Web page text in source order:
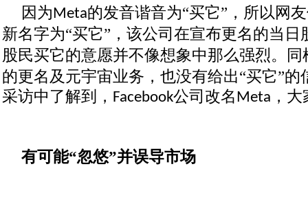
因为Meta的发音谐音为“买它”，所以网
新名字为“买它”，该公司在宣布更名的当日
股民买它的意愿并不像想象中那么强烈。同
的更名及元宇宙业务，也没有给出“买它”
采访中了解到， Facebook公司改名Meta ，
有可能“忽悠”并误导市场